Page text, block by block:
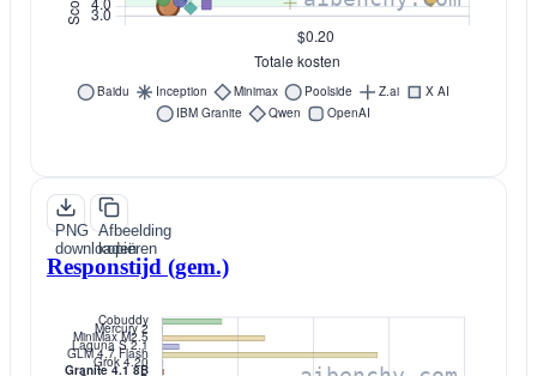
PNG
downloaden
Afbeelding
kopiëren
Responstijd (gem.)